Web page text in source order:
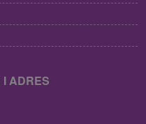
ADRES